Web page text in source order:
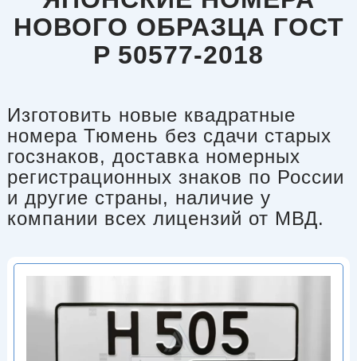
НОВОГО ОБРАЗЦА ГОСТ
P 50577-2018
Изготовить новые квадратные
номера Тюмень без сдачи старых
госзнаков, доставка номерных
регистрационных знаков по России
и другие страны, наличие у
компании всех лицензий от МВД.